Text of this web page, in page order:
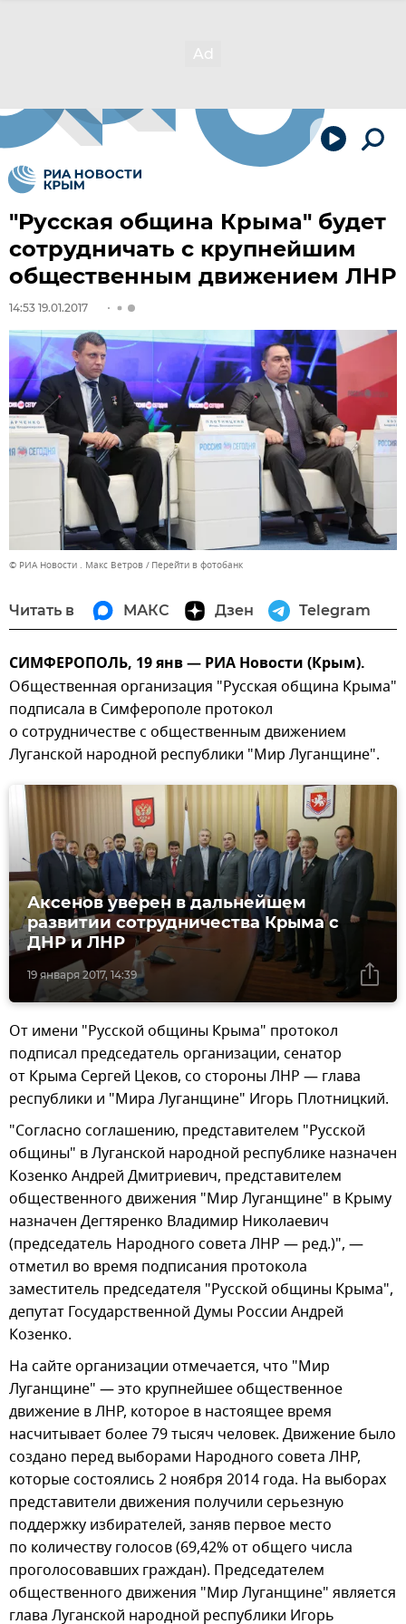
"Русская община Крыма" будет
сотрудничать с крупнейшим
общественным движением ЛНР
14:53 19.01.2017
© РИА Новости . Макс Ветров Перейти в фотобанк
Читать в МАКС Дзен Telegram
СИМФЕРОПОЛЬ, 19 янв — РИА Новости (Крым).
Общественная организация "Русская община Крыма"
подписала в Симферополе протокол
о сотрудничестве с общественным движением
Луганской народной республики "Мир Луганщине".
19 января 2017, 14:39
Аксенов уверен в дальнейшем
развитии сотрудничества Крыма с
ДНР и ЛНР
От имени "Русской общины Крыма" протокол
подписал председатель организации, сенатор
от Крыма Сергей Цеков, со стороны ЛНР — глава
республики и "Мира Луганщине" Игорь Плотницкий.
"Согласно соглашению, представителем "Русской
общины" в Луганской народной республике назначен
Козенко Андрей Дмитриевич, представителем
общественного движения "Мир Луганщине" в Крыму
назначен Дегтяренко Владимир Николаевич
(председатель Народного совета ЛНР — ред.)", —
отметил во время подписания протокола
заместитель председателя "Русской общины Крыма",
депутат Государственной Думы России Андрей
Козенко.
На сайте организации отмечается, что "Мир
Луганщине" — это крупнейшее общественное
движение в ЛНР, которое в настоящее время
насчитывает более 79 тысяч человек. Движение было
создано перед выборами Народного совета ЛНР,
которые состоялись 2 ноября 2014 года. На выборах
представители движения получили серьезную
поддержку избирателей, заняв первое место
по количеству голосов (69,42% от общего числа
проголосовавших граждан). Председателем
общественного движения "Мир Луганщине" является
глава Луганской народной республики Игорь